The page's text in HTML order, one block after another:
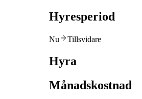
Hyresperiod
Nu Tillsvidare
Hyra
Månadskostnad